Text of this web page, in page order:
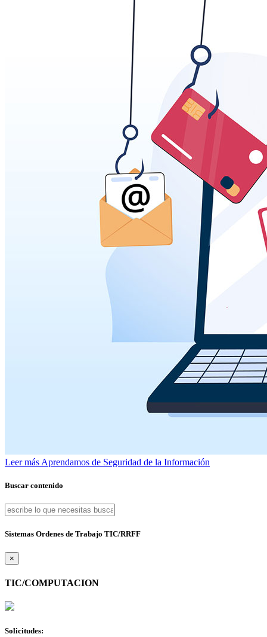
Leer más Aprendamos de Seguridad de la Información
Buscar contenido
Sistemas Ordenes de Trabajo TIC/RRFF
×
TIC/COMPUTACION
Solicitudes: